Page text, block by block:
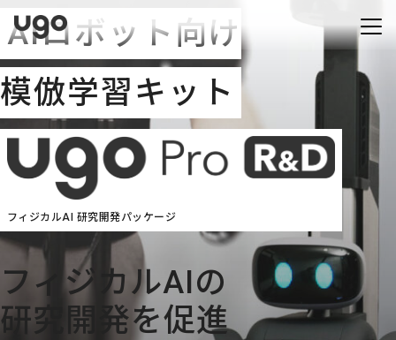
AIロボット向け
模倣学習キット
フィジカルAI 研究開発パッケージ
フィジカルAIの
研究開発を促進